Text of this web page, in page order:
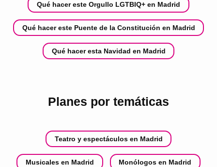
Qué hacer este Orgullo LGTBIQ+ en Madrid
Qué hacer este Puente de la Constitución en Madrid
Qué hacer esta Navidad en Madrid
Planes por temáticas
Teatro y espectáculos en Madrid
Musicales en Madrid Monólogos en Madrid